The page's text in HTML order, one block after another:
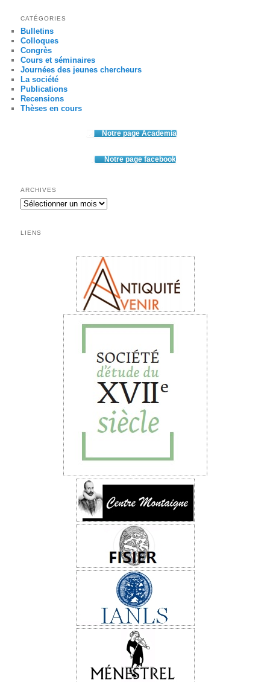
CATÉGORIES
Bulletins
Colloques
Congrès
Cours et séminaires
Journées des jeunes chercheurs
La société
Publications
Recensions
Thèses en cours
Notre page Academia
Notre page facebook
ARCHIVES
Archives
LIENS